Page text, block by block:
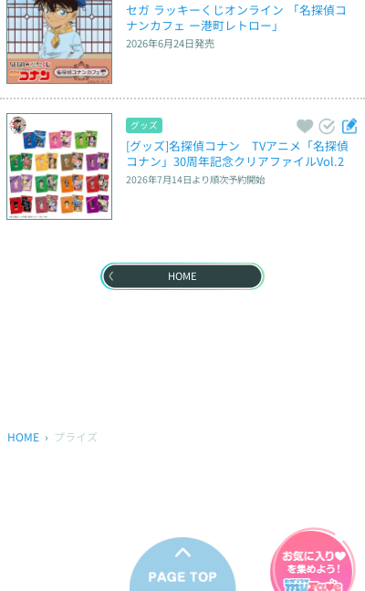
セガ ラッキーくじオンライン 「名探偵コ
ナンカフェ ー港町レトロー」
2026年6月24日発売
グッズ
[グッズ]名探偵コナン　TVアニメ「名探偵
コナン」30周年記念クリアファイルVol.2
2026年7月14日より順次予約開始
HOME
HOME プライズ